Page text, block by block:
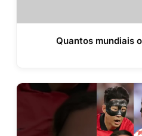
Quantos mundiais